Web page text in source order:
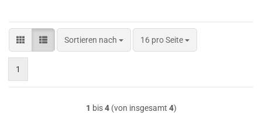
Sortieren nach
Sortieren nach 16 pro Seite
pro Seite
1
1 bis4(von insgesamt 4)